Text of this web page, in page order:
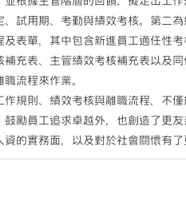
、試用期、考勤與績效考核。第二
及表單，其中包含新進員工適任性
補充表、主管績效考核補充表以及
流程來作業。
規則、績效考核與離職流程，不
鼓勵員工追求卓越外，也創造了更
的實務面，以及對於社會關懷有了